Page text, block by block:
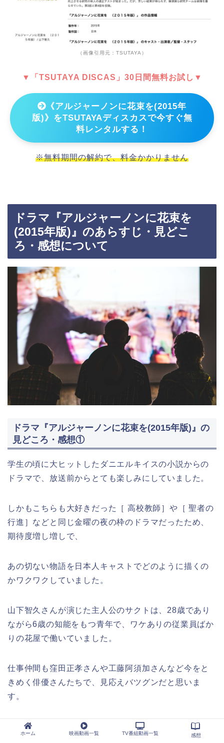
（画像引用元：TSUTAYA）
▼「TSUTAYA DISCAS」30日間無料お試し▼
《アルジャーノンに花束を(2015年
版)》をTSUTAYAディスカスで今すぐ無
料レンタルする！
※無料期間の解約で、料金かかりません
ドラマ『アルジャーノンに花束を
(2015年版)』のあらすじ・見どこ
ろ・感想について
ドラマ『アルジャーノンに花束を(2015年版)』の
見どころ・感想①
学生の頃に大ヒットしたダニエルキイスの小説からの
ドラマで、放送前からとても楽しみにしていました。
しかもこちらも大好きだった［ 高校教師］や［ 聖者の
行進］などと同じ金曜の夜の枠のドラマだったため、
期待度増し増しで、
あの切ない物語を日本人キャストでどのように描くの
かワクワクしていました。
山下智久さんが演じた主人公のサクトは、28歳であり
ながら6歳の知能をもつ青年で、ワケありの従業員ばか
りの花屋で働いていました。
仕事仲間も窪田正孝さんや工藤阿須加さんなど今をと
きめく俳優さんたちで、見応えバツグンだと思いま
す。
お母さんに優しくしてもらいたいがために［おりこう
ホーム 映画動画一覧 TV番組動画一覧 感想